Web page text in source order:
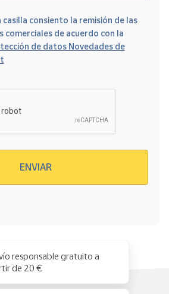
consiento la remisión de las
comerciales de acuerdo con la
de datos Novedades de
ENVIAR
responsable gratuito a
de 20 €